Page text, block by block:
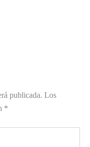
publicada. Los
*